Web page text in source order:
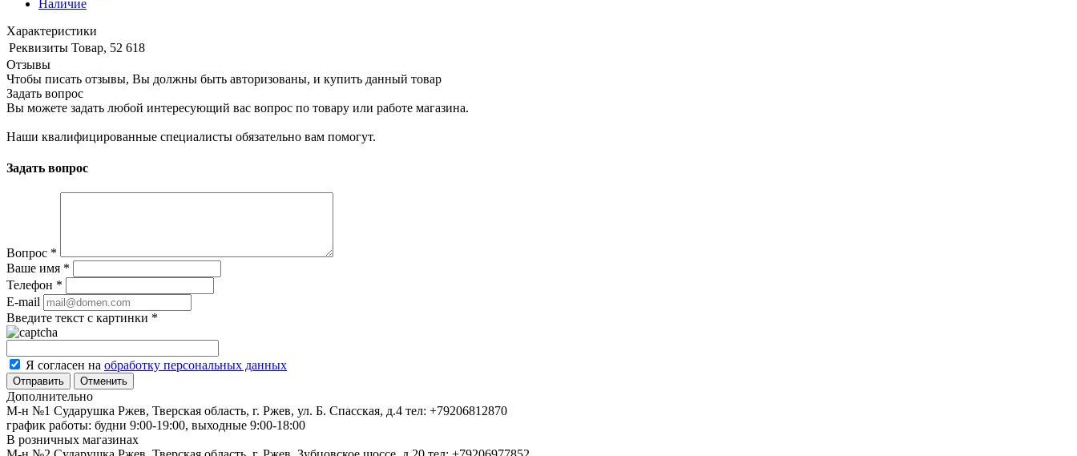
Наличие
Характеристики
Реквизиты Товар, 52 618
Отзывы
Чтобы писать отзывы, Вы должны быть авторизованы, и купить данный товар
Задать вопрос
Вы можете задать любой интересующий вас вопрос по товару или работе магазина.
Наши квалифицированные специалисты обязательно вам помогут.
Задать вопрос
Вопрос *
Ваше имя *
Телефон *
E-mail
Введите текст с картинки *
Я согласен на обработку персональных данных
Отменить
Дополнительно
М-н №1 Сударушка Ржев, Тверская область, г. Ржев, ул. Б. Спасская, д.4 тел: +79206812870
график работы: будни 9:00-19:00, выходные 9:00-18:00
В розничных магазинах